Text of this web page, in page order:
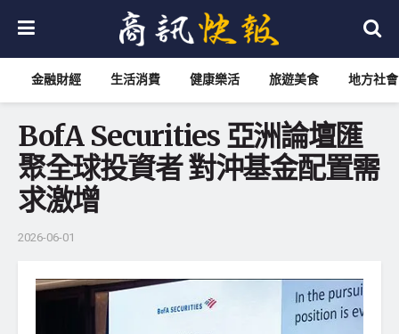
金融財經 生活消費 健康樂活 旅遊美食 地方社會
BofA Securities 亞洲論壇匯
聚全球投資者 對沖基金配置需
求激增
2026-06-01